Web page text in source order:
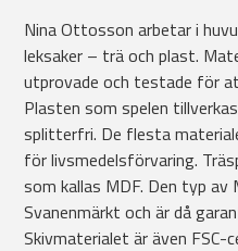
Nina Ottosson arbetar i
leksaker – trä och plast.
utprovade och testade för
Plasten som spelen
splitterfri. De flesta
för livsmedelsförvaring.
som kallas MDF. Den typ av
Svanenmärkt och är då
Skivmaterialet är även